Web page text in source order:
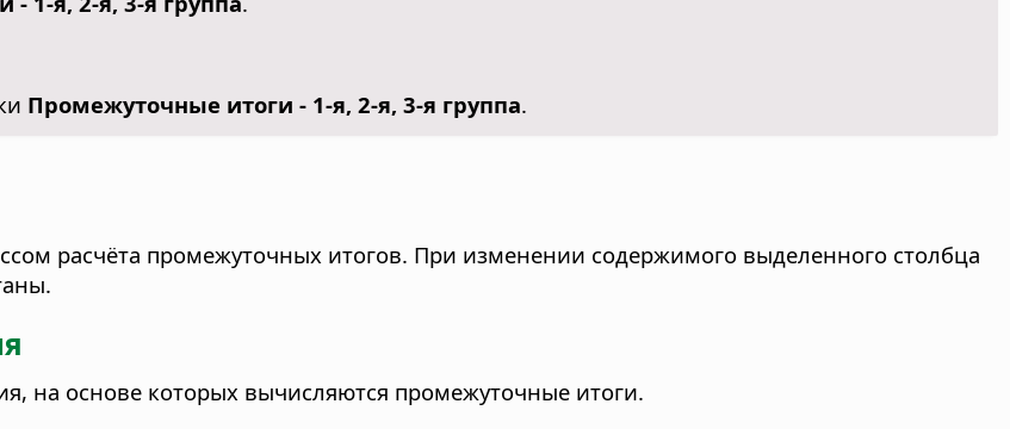
Промежуточные итоги - 1-я, 2-я, 3-я группа.
расчёта промежуточных итогов. При изменении содержимого выделенного столбца
на основе которых вычисляются промежуточные итоги.